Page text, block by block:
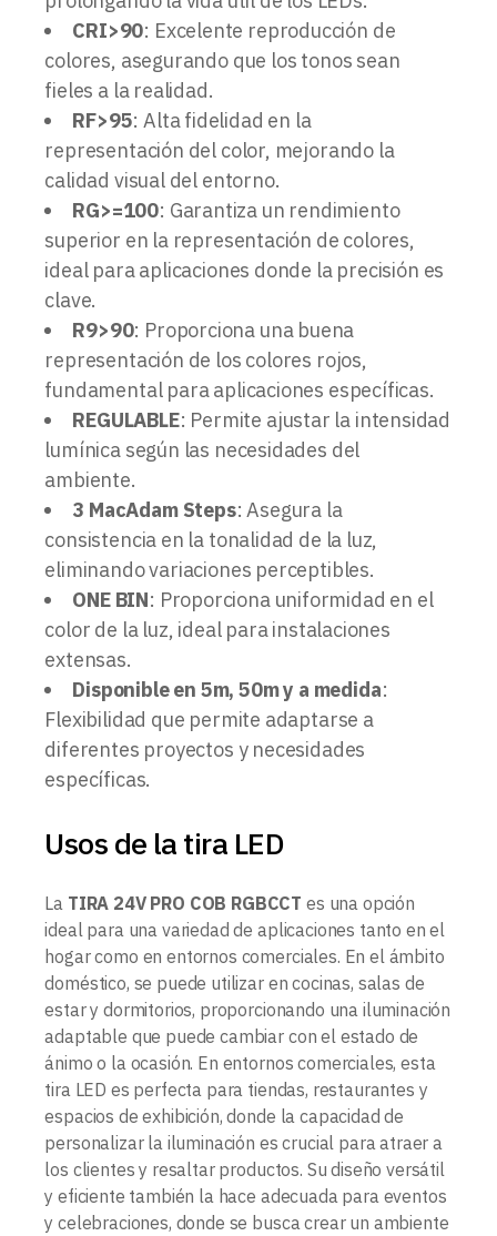
CRI>90: Excelente reproducción de
colores, asegurando que los tonos sean
fieles a la realidad.
RF>95: Alta fidelidad en la
representación del color, mejorando la
calidad visual del entorno.
RG>=100: Garantiza un rendimiento
superior en la representación de colores,
ideal para aplicaciones donde la precisión es
clave.
R9>90: Proporciona una buena
representación de los colores rojos,
fundamental para aplicaciones específicas.
REGULABLE: Permite ajustar la intensidad
lumínica según las necesidades del
ambiente.
3 MacAdam Steps: Asegura la
consistencia en la tonalidad de la luz,
eliminando variaciones perceptibles.
ONE BIN: Proporciona uniformidad en el
color de la luz, ideal para instalaciones
extensas.
Disponible en 5m, 50m y a medida:
Flexibilidad que permite adaptarse a
diferentes proyectos y necesidades
específicas.
Usos de la tira LED
La TIRA 24V PRO COB RGBCCT es una opción
ideal para una variedad de aplicaciones tanto en el
hogar como en entornos comerciales. En el ámbito
doméstico, se puede utilizar en cocinas, salas de
estar y dormitorios, proporcionando una iluminación
adaptable que puede cambiar con el estado de
ánimo o la ocasión. En entornos comerciales, esta
tira LED es perfecta para tiendas, restaurantes y
espacios de exhibición, donde la capacidad de
personalizar la iluminación es crucial para atraer a
los clientes y resaltar productos. Su diseño versátil
y eficiente también la hace adecuada para eventos
y celebraciones, donde se busca crear un ambiente